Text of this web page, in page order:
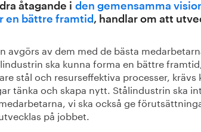
åtagande i den gemensamma
en bättre framtid , handlar om att
avgörs av dem med de bästa
ska kunna forma en bättre
stål och resurseffektiva processer, krävs
tänka och skapa nytt. Stålindustrin ska
vi ska också ge
på jobbet.